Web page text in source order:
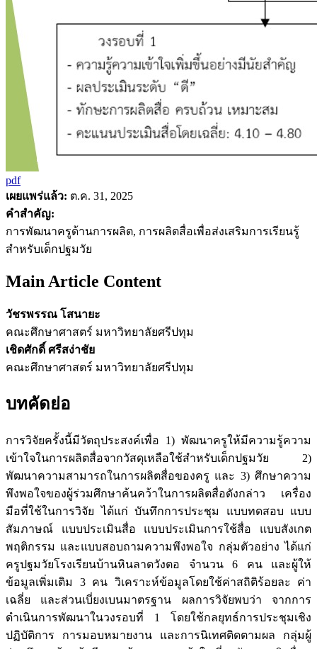
pdf
เผยแพร่แล้ว: ต.ค. 31, 2025
คำสำคัญ:
การพัฒนาครูด้านการผลิต, การผลิตสื่อเพื่อส่งเสริมการเรียนรู้
สำหรับเด็กปฐมวัย
Main Article Content
วัชรพรรณ โสนายะ
คณะศึกษาศาสตร์ มหาวิทยาลัยศรีปทุม
เชิดศักดิ์ ศรีสง่าชัย
คณะศึกษาศาสตร์ มหาวิทยาลัยศรีปทุม
บทคัดย่อ
การวิจัยครั้งนี้มีวัตถุประสงค์เพื่อ 1) พัฒนาครูให้มีความรู้ความ
เข้าใจในการผลิตสื่อจากวัสดุเหลือใช้สำหรับเด็กปฐมวัย 2)
พัฒนาความสามารถในการผลิตสื่อของครู และ 3) ศึกษาความ
พึงพอใจของผู้ร่วมศึกษาค้นคว้าในการผลิตสื่อดังกล่าว เครื่อง
มือที่ใช้ในการวิจัย ได้แก่ บันทึกการประชุม แบบทดสอบ แบบ
สัมภาษณ์ แบบประเมินสื่อ แบบประเมินการใช้สื่อ แบบสังเกต
พฤติกรรม และแบบสอบถามความพึงพอใจ กลุ่มตัวอย่าง ได้แก่
ครูปฐมวัยโรงเรียนบ้านหินลาดวังตอ จำนวน 6 คน และผู้ให้
ข้อมูลเพิ่มเติม 3 คน วิเคราะห์ข้อมูลโดยใช้ค่าสถิติร้อยละ ค่า
เฉลี่ย และส่วนเบี่ยงเบนมาตรฐาน ผลการวิจัยพบว่า จากการ
ดำเนินการพัฒนาในวงรอบที่ 1 โดยใช้กลยุทธ์การประชุมเชิง
ปฏิบัติการ การมอบหมายงาน และการนิเทศติดตามผล กลุ่มผู้